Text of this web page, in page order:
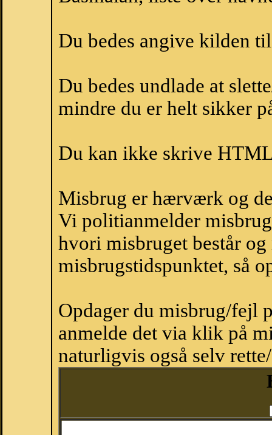
Du bedes angive kilden
Du bedes undlade at
mindre du er helt sikker
Du kan ikke skrive
Misbrug er hærværk og
Vi politianmelder
hvori misbruget består
misbrugstidspunktet, så
Opdager du misbrug/fejl
anmelde det via klik på
naturligvis også selv